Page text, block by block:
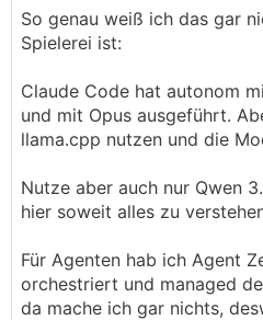
..
So genau weiß ich das gar
Spielerei ist:
Claude Code hat autonom
und mit Opus ausgeführt.
llama.cpp nutzen und die
Nutze aber auch nur Qwen
hier soweit alles zu
Für Agenten hab ich Agent
orchestriert und managed
da mache ich gar nichts,